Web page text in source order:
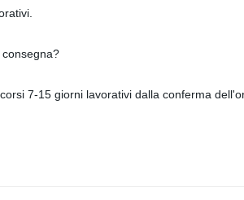
7-15 giorni lavorativi dalla conferma